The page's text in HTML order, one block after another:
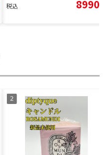
税込 8990